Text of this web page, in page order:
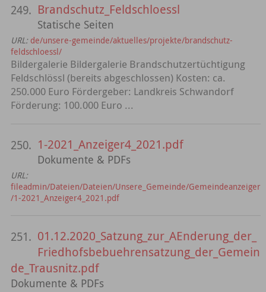
249. Brandschutz_Feldschloessl
Statische Seiten
URL: de/unsere-gemeinde/aktuelles/projekte/brandschutz-
feldschloessl/
Bildergalerie Bildergalerie Brandschutzertüchtigung
Feldschlössl (bereits abgeschlossen) Kosten: ca.
250.000 Euro Fördergeber: Landkreis Schwandorf
Förderung: 100.000 Euro ...
250. 1-2021_Anzeiger4_2021.pdf
Dokumente & PDFs
URL:
fileadmin/Dateien/Dateien/Unsere_Gemeinde/Gemeindeanzeiger
/1-2021_Anzeiger4_2021.pdf
251. 01.12.2020_Satzung_zur_AEnderung_der_
Friedhofsbebuehrensatzung_der_Gemein
de_Trausnitz.pdf
Dokumente & PDFs